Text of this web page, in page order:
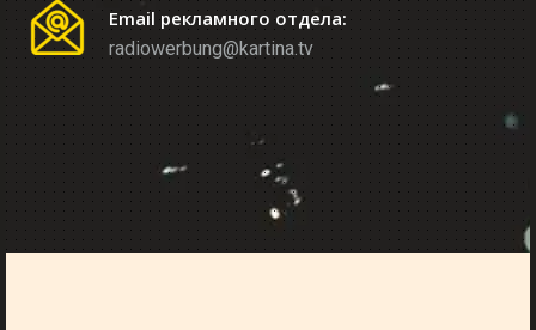
Email рекламного отдела:
radiowerbung@kartina.tv